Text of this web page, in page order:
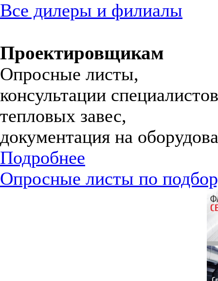
Все дилеры и филиалы
Проектировщикам
Опросные листы,
консультации
тепловых завес,
документация на
Подробнее
Опросные листы по